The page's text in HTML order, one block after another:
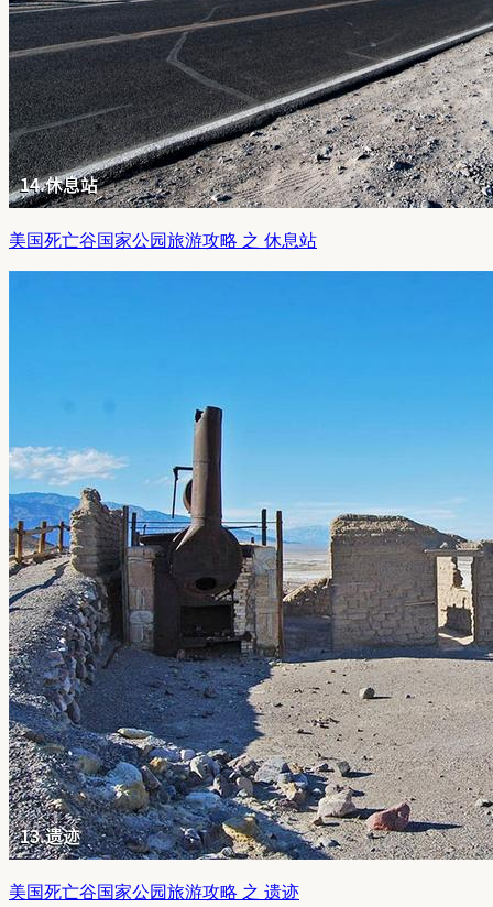
美国死亡谷国家公园旅游攻略 之 休息站
美国死亡谷国家公园旅游攻略 之 遗迹